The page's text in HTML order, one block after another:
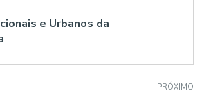
e Urbanos da
PRÓXIMO